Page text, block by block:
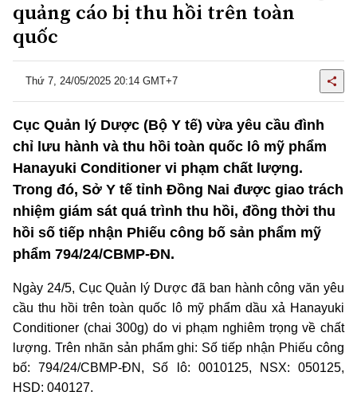
quảng cáo bị thu hồi trên toàn
quốc
Thứ 7, 24/05/2025 20:14 GMT+7
Cục Quản lý Dược (Bộ Y tế) vừa yêu cầu đình
chỉ lưu hành và thu hồi toàn quốc lô mỹ phẩm
Hanayuki Conditioner vi phạm chất lượng.
Trong đó, Sở Y tế tỉnh Đồng Nai được giao trách
nhiệm giám sát quá trình thu hồi, đồng thời thu
hồi số tiếp nhận Phiếu công bố sản phẩm mỹ
phẩm 794/24/CBMP-ĐN.
Ngày 24/5, Cục Quản lý Dược đã ban hành công văn yêu
cầu thu hồi trên toàn quốc lô mỹ phẩm dầu xả Hanayuki
Conditioner (chai 300g) do vi phạm nghiêm trọng về chất
lượng. Trên nhãn sản phẩm ghi: Số tiếp nhận Phiếu công
bố: 794/24/CBMP-ĐN, Số lô: 0010125, NSX: 050125,
HSD: 040127.